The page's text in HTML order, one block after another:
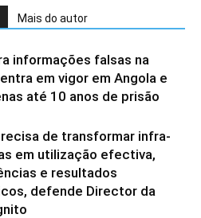
Mais do autor
informações falsas na
em vigor em Angola e
até 10 anos de prisão
de transformar infra-
em utilização efectiva,
e resultados
defende Director da